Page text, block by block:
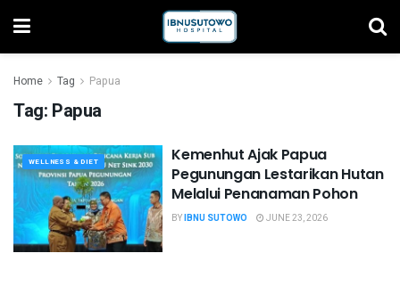
Home Tag Papua
Tag: Papua
WELLNESS & DIET
Kemenhut Ajak Papua
Pegunungan Lestarikan Hutan
Melalui Penanaman Pohon
BYIBNU SUTOWO JUNE 23, 2026